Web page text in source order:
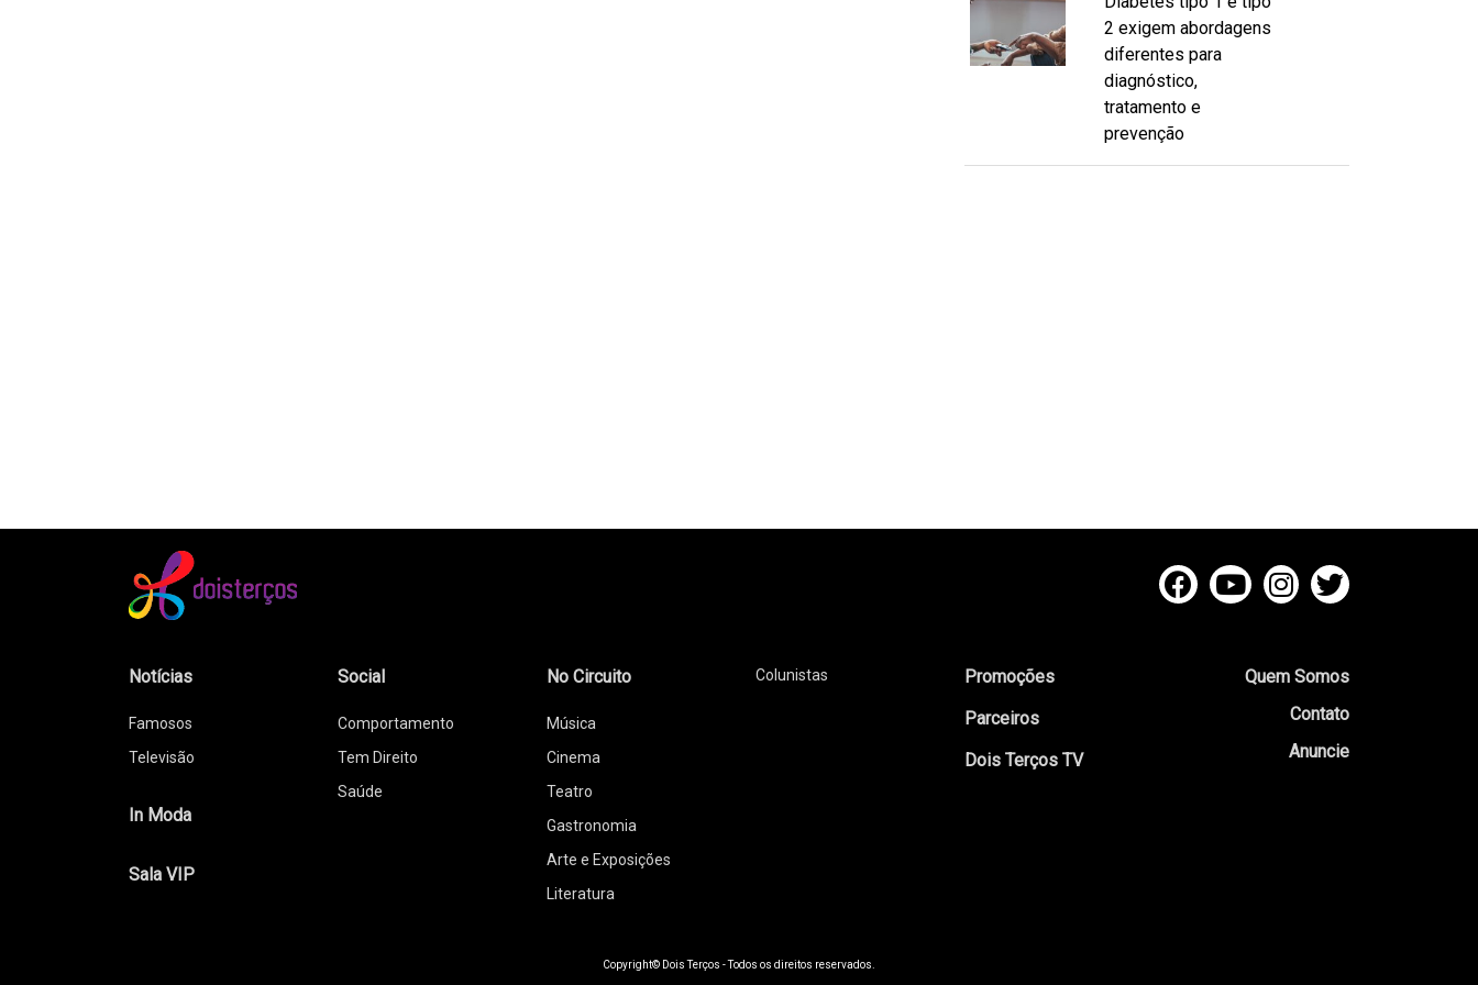
2 exigem abordagens
diferentes para
diagnóstico,
tratamento e
prevenção
Notícias
Famosos
Televisão
In Moda
Sala VIP
Social
Comportamento
Tem Direito
Saúde
No Circuito
Música
Cinema
Teatro
Gastronomia
Arte e Exposições
Literatura
Colunistas
Promoções
Parceiros
Dois Terços TV
Quem Somos
Contato
Anuncie
Copyright© Dois Terços - Todos os direitos reservados.